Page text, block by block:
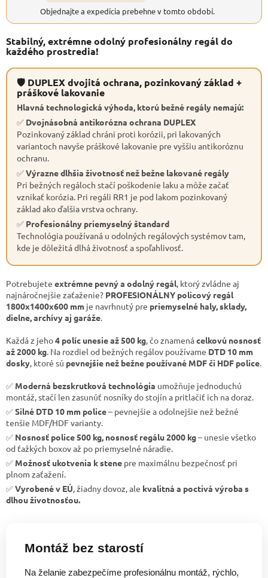
Objednajte a expedícia prebehne v tomto období.
Stabilný, extrémne odolný profesionálny regál do
každého prostredia!
🛡 DUPLEX dvojitá ochrana, pozinkovaný základ +
práškové lakovanie
Hlavná technologická výhoda, ktorú bežné regály nemajú:
✅ Dvojnásobná antikorózna ochrana DUPLEX
Pozinkovaný základ chráni proti korózii, pri lakovaných
variantoch navyše práškové lakovanie pre vyššiu antikoróznu
ochranu.
✅Výrazne dlhšia životnosť než bežne lakované regály
Pri bežných regáloch stačí poškodenie laku a môže začať
vznikať korózia. Pri regáli RR1 je pod lakom pozinkovaný
základ ako ďalšia vrstva ochrany.
✅ Profesionálny priemyselný štandard
Technológia používaná u odolných regálových systémov tam,
kde je dôležitá dlhá životnosť a spoľahlivosť.
Potrebujete extrémne pevný a odolný regál , ktorý zvládne aj
najnáročnejšie zaťaženie? PROFESIONÁLNY policový regál
1800x1400x600 mm je navrhnutý pre priemyselné haly, sklady,
dielne, archívy aj garáže
Každá z jeho4 políc unesie až 500 kg , čo znamenácelkovú nosnosť
až 2000 kg . Na rozdiel od bežných regálov používame DTD 10 mm
dosky , ktoré sú pevnejšie než bežne používané MDF či HDF police
✅ Moderná bezskrutková technológia umožňuje jednoduchú
montáž, stačí len zasunúť nosníky do stojín a pritlačiť ich na doraz.
✅Silné DTD 10 mm police– pevnejšie a odolnejšie než bežné
tenšie MDF/HDF varianty.
✅ Nosnosť police 500 kg, nosnosť regálu 2000 kg– unesie všetko
od ťažkých boxov až po priemyselné náradie.
✅ Možnosť ukotvenia k stene pre maximálnu bezpečnosť pri
plnom zaťažení.
✅Vyrobené v EÚ , žiadny dovoz, ale kvalitná a poctivá výroba s
dlhou životnosťou.
Montáž bez starostí
Na želanie zabezpečíme profesionálnu montáž, rýchlo,